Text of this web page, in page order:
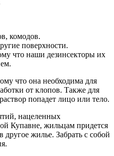
комодов.
поверхности.
что наши дезинсекторы их
что она необходима для
от клопов. Также для
попадет лицо или тело.
нацеленных
Купавне, жильцам придется
другое жилье. Забрать с собой